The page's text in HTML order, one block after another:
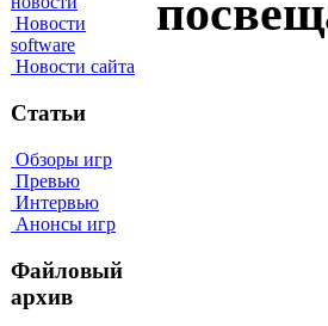
Новости
software
Новости сайта
Статьи
Обзоры игр
Превью
Интервью
Анонсы игр
Файловый
архив